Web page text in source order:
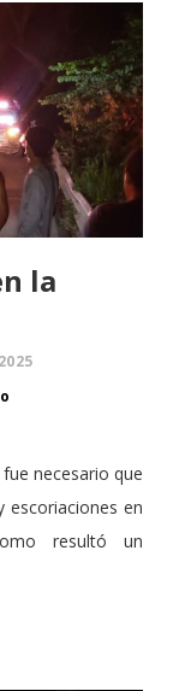
la
necesario que
escoriaciones en
resultó un